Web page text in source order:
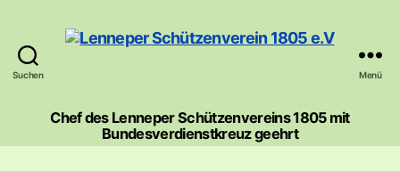
Suchen
Schützenverein
1805
e.V
Menü
Chef des Lenneper Schützenvereins 1805mit
Bundesverdienstkreuz geehrt